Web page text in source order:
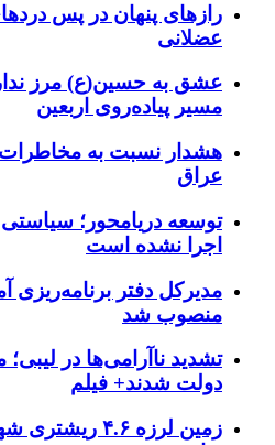
رازهای پنهان در پس
عضلانی
عشق به حسین(ع) مرز
مسیر پیاده‌روی اربعین
هشدار نسبت به مخاطرات
عراق
توسعه دریامحور؛ سیاستی
اجرا نشده است
مدیرکل دفتر
منصوب شد
تشدید ناآرامی‌ها در
دولت شدند+ فیلم
زمین لرزه ۴.۶